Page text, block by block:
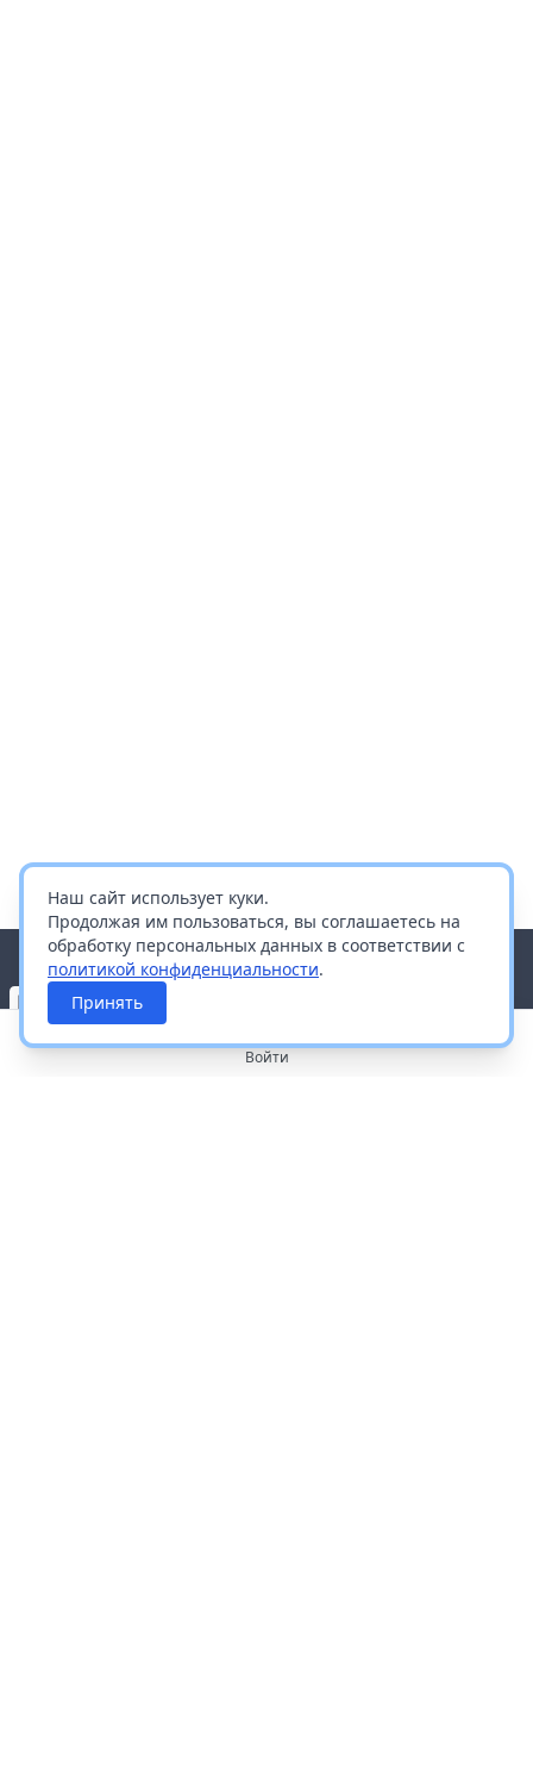
Наш сайт использует куки.
Продолжая им пользоваться, вы соглашаетесь на
обработку персональных данных в соответствии с
политикой конфиденциальности.
Принять
Войти